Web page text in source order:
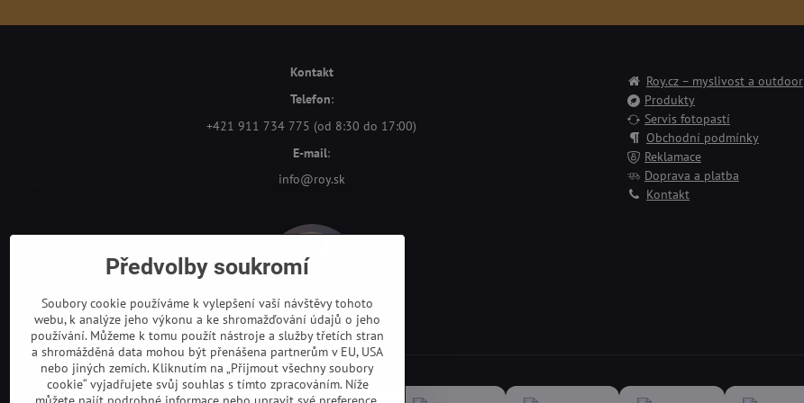
Kontakt
Telefon:
+421 911 734 775 (od 8:30 do 17:00)
E-mail:
info@roy.sk
Roy.cz – myslivost a outdoor
Produkty
Servis fotopastí
Obchodní podmínky
Reklamace
Doprava a platba
Kontakt
Předvolby soukromí
Soubory cookie používáme k vylepšení vaší návštěvy tohoto
webu, k analýze jeho výkonu a ke shromažďování údajů o jeho
používání. Můžeme k tomu použít nástroje a služby třetích stran
a shromážděná data mohou být přenášena partnerům v EU, USA
nebo jiných zemích. Kliknutím na „Přijmout všechny soubory
cookie“ vyjadřujete svůj souhlas s tímto zpracováním. Níže